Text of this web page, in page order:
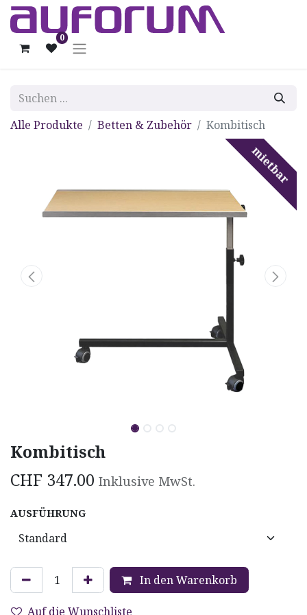
0
Alle Produkte Betten & Zubehör Kombitisch
mietbar
Kombitisch
CHF 347.00 Inklusive MwSt.
AUSFÜHRUNG
In den Warenkorb
Auf die Wunschliste